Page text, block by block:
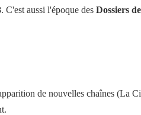
C'est aussi l'époque des Dossiers
de nouvelles chaînes (La